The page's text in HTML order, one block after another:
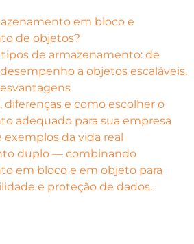
em bloco e
de objetos?
de armazenamento: de
a objetos escaláveis.
diferenças e como escolher o
adequado para sua empresa
exemplos da vida real
duplo — combinando
em bloco e em objeto para
e proteção de dados.